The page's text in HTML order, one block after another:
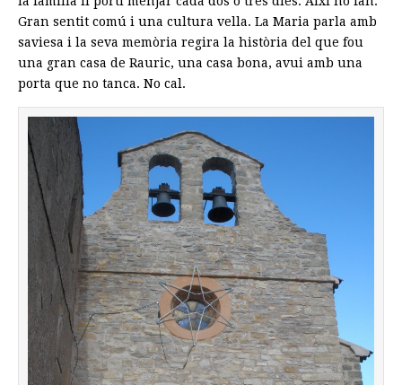
Gran sentit comú i una cultura vella. La Maria parla amb
saviesa i la seva memòria regira la història del que fou
una gran casa de Rauric, una casa bona, avui amb una
porta que no tanca. No cal.